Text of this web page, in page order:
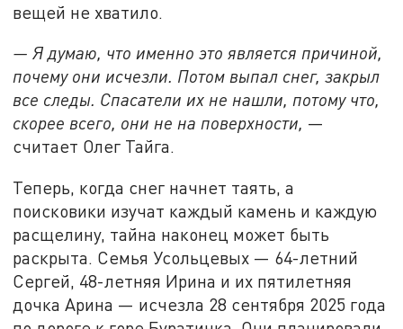
вещей не хватило.
— Я думаю, что именно это является причиной,
почему они исчезли. Потом выпал снег, закрыл
все следы. Спасатели их не нашли, потому что,
скорее всего, они не на поверхности, —
считает Олег Тайга.
Теперь, когда снег начнет таять, а
поисковики изучат каждый камень и каждую
расщелину, тайна наконец может быть
раскрыта. Семья Усольцевых — 64-летний
Сергей, 48-летняя Ирина и их пятилетняя
дочка Арина — исчезла 28 сентября 2025 года